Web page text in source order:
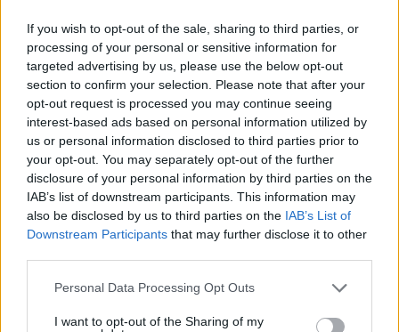
If you wish to opt-out of the sale, sharing to third parties, or
processing of your personal or sensitive information for
targeted advertising by us, please use the below opt-out
section to confirm your selection. Please note that after your
opt-out request is processed you may continue seeing
interest-based ads based on personal information utilized by
us or personal information disclosed to third parties prior to
your opt-out. You may separately opt-out of the further
disclosure of your personal information by third parties on the
IAB’s list of downstream participants. This information may
also be disclosed by us to third parties on the IAB’s List of
Downstream Participants that may further disclose it to other
Please note that this website/app uses one or more Google
not limited to your visit or usage behaviour. You may click to
Personal Data Processing Opt Outs
I want to opt-out of the Sharing of my
06.08.2026, 16:39 165
Χρίστος Κούγιας: Η προσωπική μου
ζωή δεν μπορεί να είναι αντικείμενο
φημών ή σεναρίων που
παρουσιάζονται ως πραγματικά
γεγονότα
Οι τελευταίες ημέρες του κουταβιού
που ζούσε με λύκους στην Κεντρική
Μακεδονία - Γιατί δεν περισυνελέγη
πριν μία ώρα